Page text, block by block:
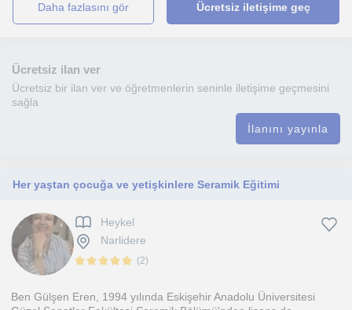
daha fazlasını gör Ücretsiz iletişime geç
Ücretsiz ilan ver
Ücretsiz bir ilan ver ve öğretmenlerin seninle iletişime geçmesini
sağla
İlanını yayınla
Her yaştan çocuğa ve yetişkinlere Seramik Eğitimi
Heykel
Narlidere
(2)
Ben Gülşen Eren, 1994 yılında Eskişehir Anadolu Üniversitesi